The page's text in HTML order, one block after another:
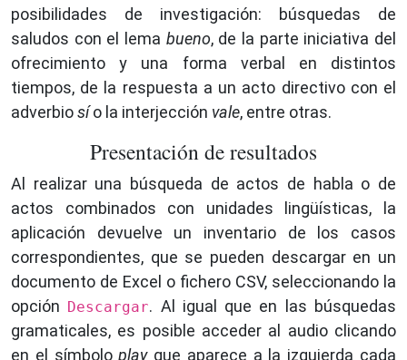
posibilidades de investigación: búsquedas de
saludos con el lema bueno, de la parte iniciativa del
ofrecimiento y una forma verbal en distintos
tiempos, de la respuesta a un acto directivo con el
adverbiosío la interjección vale, entre otras.
Presentación de resultados
Al realizar una búsqueda de actos de habla o de
actos combinados con unidades lingüísticas, la
aplicación devuelve un inventario de los casos
correspondientes, que se pueden descargar en un
documento de Excel o fichero CSV, seleccionando la
opción Descargar. Al igual que en las búsquedas
gramaticales, es posible acceder al audio clicando
en el símboloplay que aparece a la izquierda cada